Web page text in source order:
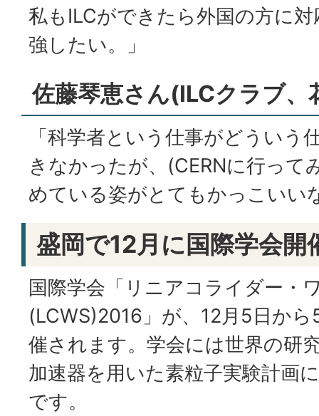
私もILCができたら外国の方に
強したい。」
佐藤琴恵さん(ILCクラブ、
「科学者という仕事がどういう
きなかったが、(CERNに行って
めている姿がとてもかっこいい
盛岡で12月に国際学会開
国際学会「リニアコライダー・
(LCWS)2016」が、12月5日か
催されます。学会には世界の研
加速器を用いた素粒子実験計画
です。